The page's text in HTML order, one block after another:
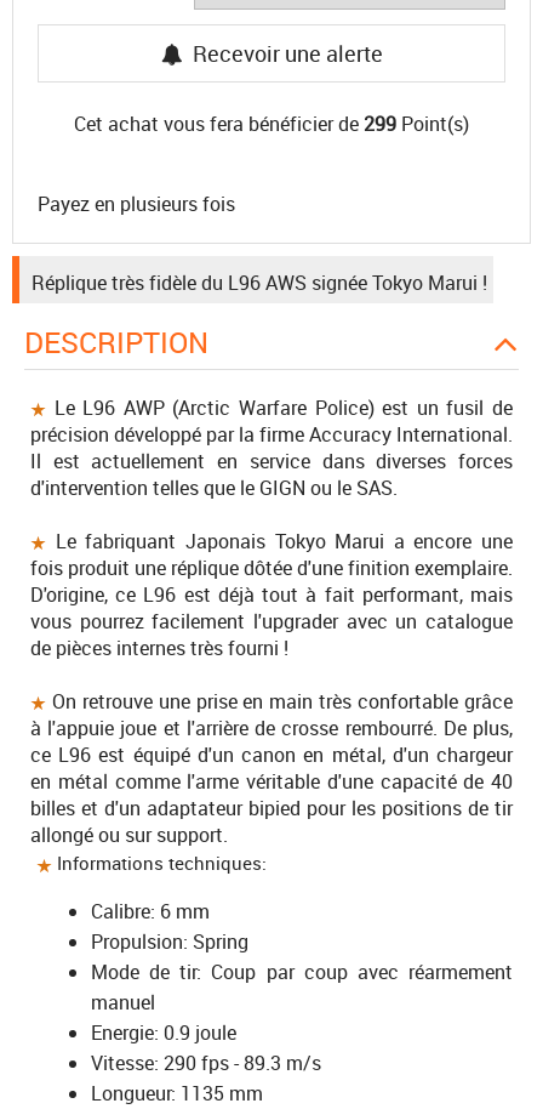
Recevoir une alerte
Cet achat vous fera bénéficier de 299 Point(s)
Payez en plusieurs fois
Réplique très fidèle du L96 AWS signée Tokyo Marui !
DESCRIPTION
Le L96 AWP (Arctic Warfare Police) est un fusil de
précision développé par la firme Accuracy International.
Il est actuellement en service dans diverses forces
d'intervention telles que le GIGN ou le SAS.
Le fabriquant Japonais Tokyo Marui a encore une
fois produit une réplique dôtée d'une finition exemplaire.
D'origine, ce L96 est déjà tout à fait performant, mais
vous pourrez facilement l'upgrader avec un catalogue
de pièces internes très fourni !
On retrouve une prise en main très confortable grâce
à l'appuie joue et l'arrière de crosse rembourré. De plus,
ce L96 est équipé d'un canon en métal, d'un chargeur
en métal comme l'arme véritable d'une capacité de 40
billes et d'un adaptateur bipied pour les positions de tir
allongé ou sur support.
Informations techniques:
Calibre: 6 mm
Propulsion: Spring
Mode de tir: Coup par coup avec réarmement
manuel
Energie: 0.9 joule
Vitesse: 290 fps - 89.3 m/s
Longueur: 1135 mm